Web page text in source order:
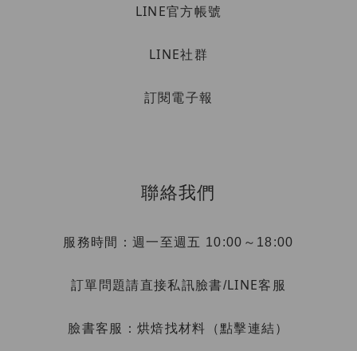
LINE官方帳號
LINE社群
訂閱電子報
聯絡我們
服務時間：週一至週五 10:00～18:00
訂單問題請直接私訊臉書/LINE客服
臉書客服： 烘焙找材料（點擊連結）